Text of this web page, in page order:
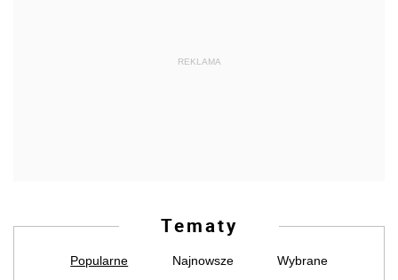
REKLAMA
Tematy
Popularne Najnowsze Wybrane